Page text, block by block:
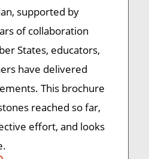
supported by
of collaboration
States, educators,
have delivered
This brochure
reached so far,
effort, and looks